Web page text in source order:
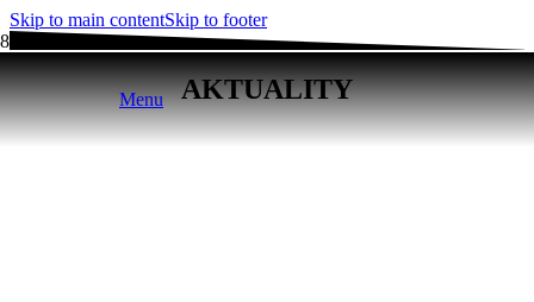
Skip to main contentSkip to footer
Menu AKTUALITY